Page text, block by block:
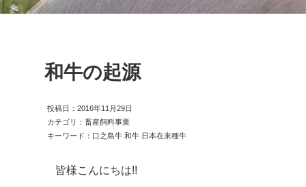
和牛の起源
投稿日：2016年11月29日
カテゴリ：畜産飼料事業
キーワード：口之島牛 和牛 日本在来種牛
皆様こんにちは!!